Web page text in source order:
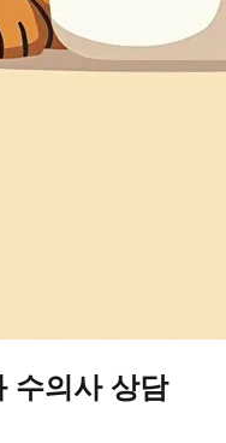
수의사 상담